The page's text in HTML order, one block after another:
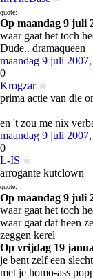
quote:
Op maandag 9 juli
waar gaat het toch
Dude.. dramaqueen
maandag 9 juli
0
Krogzar
prima actie van die
en 't zou me nix
maandag 9 juli
0
L-IS
arrogante kutclown
quote:
Op maandag 9 juli
waar gaat het toch
waar gaat dat heen
zeggen kerel
Op vrijdag 19
je bent zelf een
met je homo-ass